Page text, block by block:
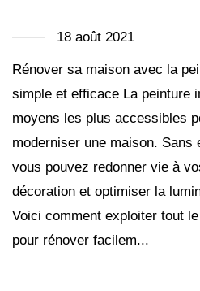
18 août 2021
Rénover sa maison avec la
simple et efficace La peinture
moyens les plus accessibles
moderniser une maison. Sans
vous pouvez redonner vie à
décoration et optimiser la
Voici comment exploiter tout
pour rénover facilem...